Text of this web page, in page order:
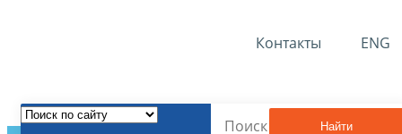
Контакты ENG
Найти